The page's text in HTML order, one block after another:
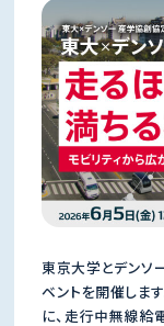
東京大学とデンソ
ベントを開催しま
に、走行中無線給